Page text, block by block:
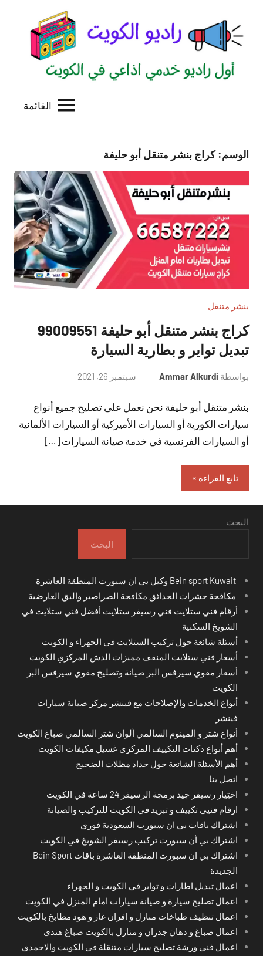
المحتوى
الكويت
للاعلانات
القائمة
الوسم:كراج بنشر متنقل أبو حليفة
بنشر متنقل
تبديل تواير و بطارية السيارة
بواسطة Ammar Alkurdi سبتمبر 26, 2021
تعليقات
بنشر متنقل أبو حليفة نحن نعمل على تصليح جميع أنواع
سيارات الكورية أو السيارات الأميركية أو السيارات الألمانية
أو السيارات الفرنسية في خدمة صيانة السيارات […]
تابع القراءة
البحث
البحث
مكافحة حشرات الحدائق مكافحة الصراصير والبق العارضية
أرقام فني ستلايت فني رسيفر ستلايت أفضل فني ستلايت في
الشويخ السكنية
أسئلة شائعة حول تركيب الستلايت في الجهراء و الكويت
أسعار فني ستلايت المنقف مميزات الدش المركزي الكويت
أسعار مقوي سيرفس البر صيانة وتصليح مقوي سيرفس البر
الكويت
أنواع الخدمات والإصلاحات مع فينشر مركز صيانة سيارات
فينشر
أنواع شتر و المينوم السالمي ألوان شتر السالمي صباغ الكويت
أهم أنواع دكتات التكييف المركزي غسيل مكيفات الكويت
أهم الأسئلة الشائعة حول حداد مظلات الضجيج
اتصل بنا
اختِيار رسيفر جيد برمجة الرسيفر 24 ساعة في الكويت
ارقام فنيي تكييف و تبريد في الكويت للتركيب والصيانة
اشتراك باقات بي ان سبورت السعودية فوري
اشتراك بي أن سبورت تركيب رسيفر الشويخ في الكويت
اشتراك بي ان سبورت المنطقة العاشرة باقات Bein Sport
الجديدة
اعمال تبديل اطارات و تواير في الكويت و الجهراء
اعمال تصليح سيارة و صيانة سيارات امام المنزل في الكويت
اعمال تنظيف طباخات منازل و افران غاز و هود مطابخ بالكويت
اعمال صباغ و دهان جدران و منازل بالكويت صباغ هندي
اعمال فني ورشة تصليح سيارات متنقلة في الكويت والاحمدي